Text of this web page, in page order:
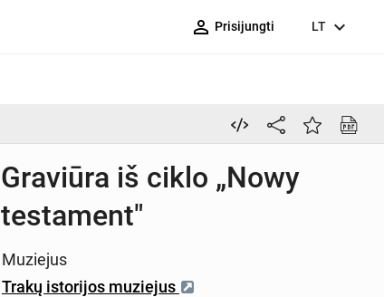
person_outline Prisijungti LT expand_more
Graviūra iš ciklo „Nowy
testament"
Muziejus
Trakų istorijos muziejus